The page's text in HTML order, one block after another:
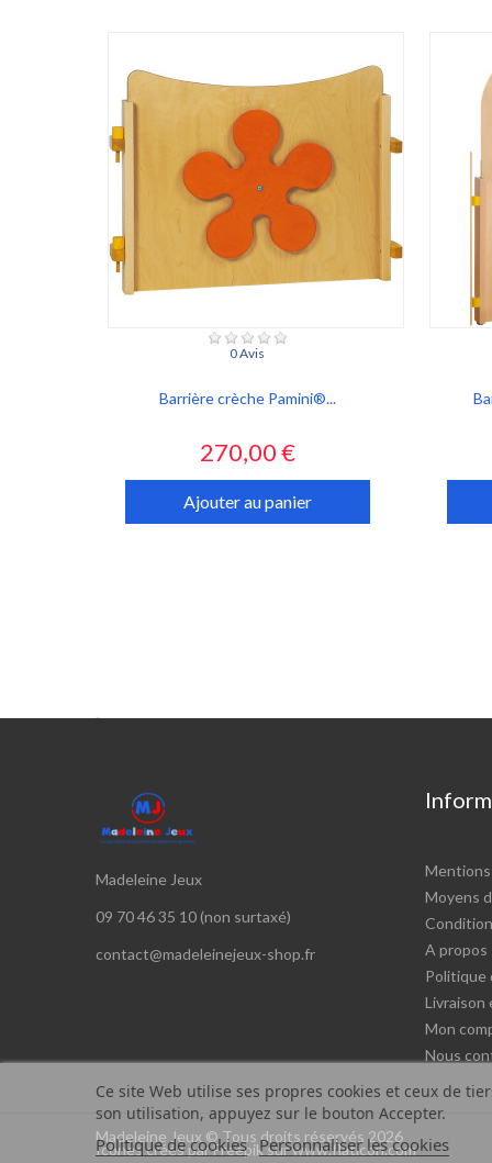
0 Avis
Barrière crèche Pamini®...
Prix
270,00 €
Ajouter au panier

Madeleine Jeux
09 70 46 35 10 (non surtaxé)
contact@madeleinejeux-shop.fr
Ce site Web utilise ses propres cookies et ceux de
son utilisation, appuyez sur le bouton Accepter.
Politique de cookies Personnaliser les cookies
Mentions
Moyens
A propos
Politique
Livraison
Mon
Nous
Madeleine Jeux © Tous droits réservés 2026
Icônes créés par Freepik sur www.flaticon.com